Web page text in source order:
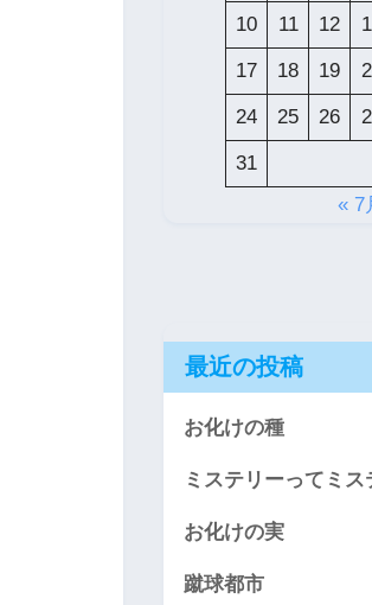
10 11 12
17 18 19
24 25 26
31
« 7
最近の投稿
お化けの種
ミステリーってミス
お化けの実
蹴球都市